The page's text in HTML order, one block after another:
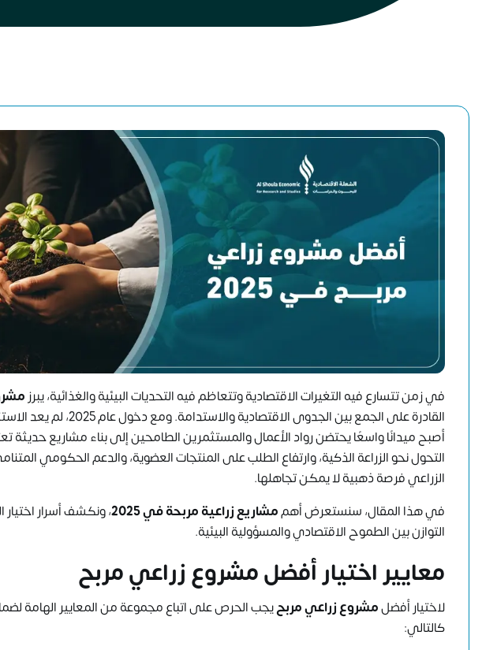
في زمن تتسارع فيه التغيرات الاقتصادية وتتعاظم فيه التحديات البيئية والغذائية، يبرز
القادرة على الجمع بين
أصبح ميدانًا واسعًا يحتضن رواد الأعمال والمستثمرين الطامحين إلى بناء مشاريع حديثة
التحول نحو الزراعة الذكية، وارتفاع الطلب على المنتجات العضوية، والدعم الحكومي
الزراعي فرصة ذهبية لا يمكن تجاهلها.
في هذا المقال، سنستعرض أهممشاريع زراعية مربحة في 2025
، ونكشف أسرار
التوازن بين الطموح الاقتصادي والمسؤولية البيئية.
معايير اختيار أفضل مشروع زراعي مربح
لاختيار أفضلمشروع زراعي مربحيجب الحرص على اتباع مجموعة من المعايير الهامة
كالتالي: